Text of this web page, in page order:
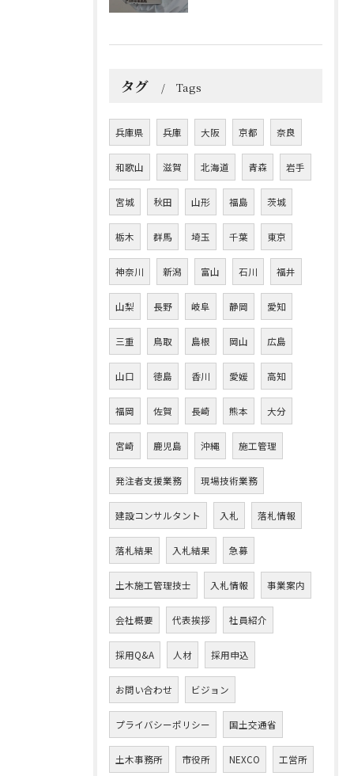
タグ Tags
兵庫県 兵庫 大阪 京都 奈良
和歌山 滋賀 北海道 青森 岩手
宮城 秋田 山形 福島 茨城
栃木 群馬 埼玉 千葉 東京
神奈川 新潟 富山 石川 福井
山梨 長野 岐阜 静岡 愛知
三重 鳥取 島根 岡山 広島
山口 徳島 香川 愛媛 高知
福岡 佐賀 長崎 熊本 大分
宮崎 鹿児島 沖縄 施工管理
発注者支援業務 現場技術業務
建設コンサルタント 入札 落札情報
落札結果 入札結果 急募
土木施工管理技士 入札情報 事業案内
会社概要 代表挨拶 社員紹介
採用Q&A 人材 採用申込
お問い合わせ ビジョン
プライバシーポリシー 国土交通省
土木事務所 市役所 NEXCO 工営所